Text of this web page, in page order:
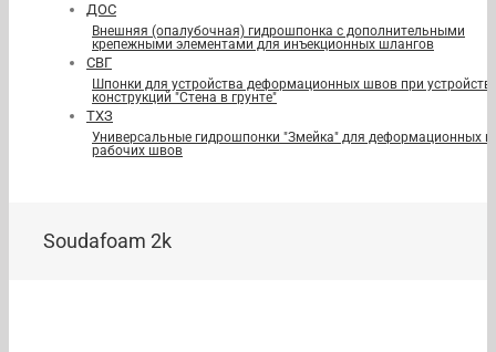
ДОС
Внешняя (опалубочная) гидрошпонка с дополнительными
крепежными элементами для инъекционных шлангов
СВГ
Шпонки для устройства деформационных швов при
конструкций "Стена в грунте"
ТХЗ
Универсальные гидрошпонки "Змейка" для деформационных и
рабочих швов
Soudafoam 2k